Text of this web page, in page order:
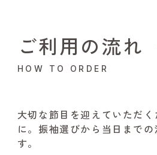
ご利用の流れ
HOW TO ORDER
大切な節目を迎えていただ
に。振袖選びから当日まで
す。